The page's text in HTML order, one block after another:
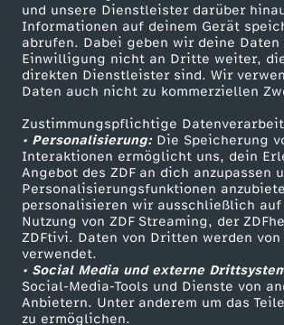
und unsere Dienstleister darüber
Informationen auf deinem Gerät
abrufen. Dabei geben wir deine Daten
Einwilligung nicht an Dritte weiter,
direkten Dienstleister sind. Wir
Daten auch nicht zu kommerziellen
Zustimmungspflichtige
• Personalisierung:Die Speicherung
Interaktionen ermöglicht uns, dein
Angebot des ZDF an dich anzupassen
Personalisierungsfunktionen
personalisieren wir ausschließlich auf
Nutzung von ZDF Streaming, der
ZDFtivi. Daten von Dritten werden
verwendet.
• Social Media und externe
Social-Media-Tools und Dienste von
Anbietern. Unter anderem um das
zu ermöglichen.
k
u
r
t
(
S
P
Mehr ZDF
ZDF-Apps
Smart TV
ZDFtext
Livestreams
Sendungen A-Z
TV-Programm
Service
ZDFmitreden
Kontakt zum
Tickets
Hilfe
ZDF Unternehmen
Karriere